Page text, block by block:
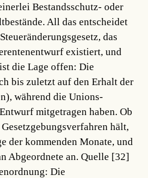
Bestandsschutz- oder
All das entscheidet
das
existiert, und
die Lage offen: Die
bis zuletzt auf den Erhalt der
während die Unions-
mitgetragen haben. Ob
hält,
der kommenden Monate, und
Abgeordnete an.Quelle [32]
Die